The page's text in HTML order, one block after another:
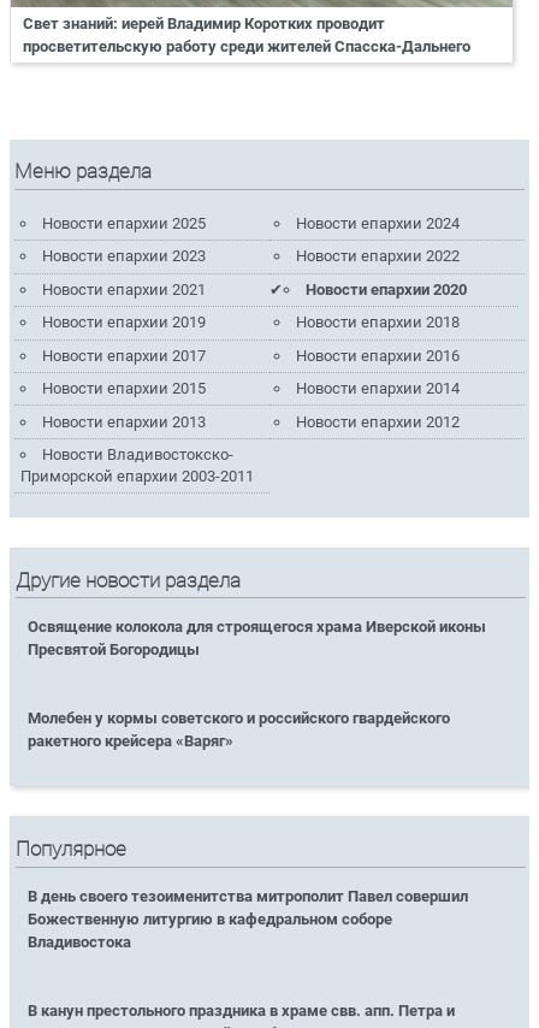
Свет знаний: иерей Владимир Коротких проводит
просветительскую работу среди жителей Спасска-Дальнего
Меню раздела
Новости епархии 2025
Новости епархии 2024
Новости епархии 2023
Новости епархии 2022
Новости епархии 2021
Новости епархии 2020
Новости епархии 2019
Новости епархии 2018
Новости епархии 2017
Новости епархии 2016
Новости епархии 2015
Новости епархии 2014
Новости епархии 2013
Новости епархии 2012
Новости Владивостокско-
Приморской епархии 2003-2011
Другие новости раздела
Освящение колокола для строящегося храма Иверской иконы
Пресвятой Богородицы
Молебен у кормы советского и российского гвардейского
ракетного крейсера «Варяг»
Популярное
В день своего тезоименитства митрополит Павел совершил
Божественную литургию в кафедральном соборе
Владивостока
В канун престольного праздника в храме свв. апп. Петра и